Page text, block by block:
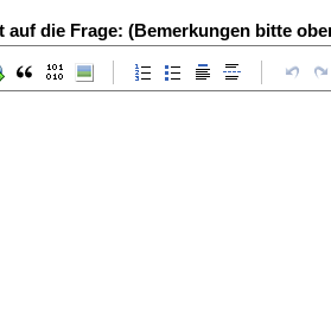
auf die Frage: (Bemerkungen bitte